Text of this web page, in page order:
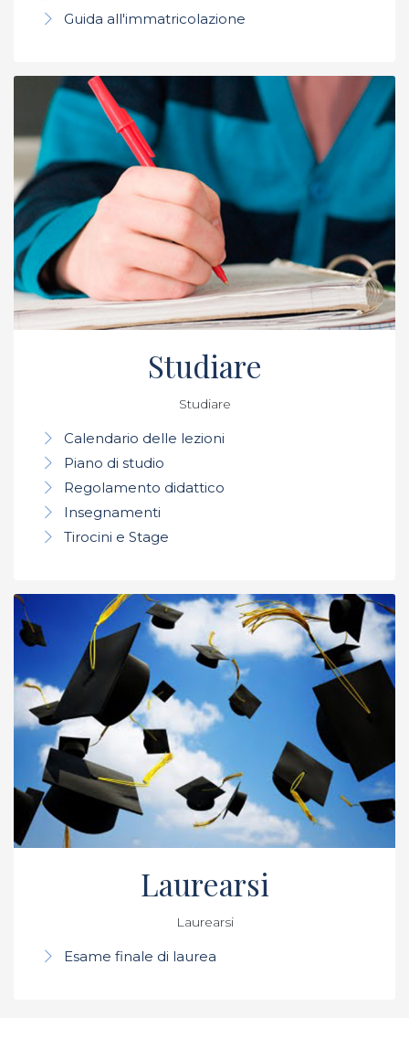
Guida all'immatricolazione
Studiare
Studiare
Calendario delle lezioni
Piano di studio
Regolamento didattico
Insegnamenti
Tirocini e Stage
Laurearsi
Laurearsi
Esame finale di laurea